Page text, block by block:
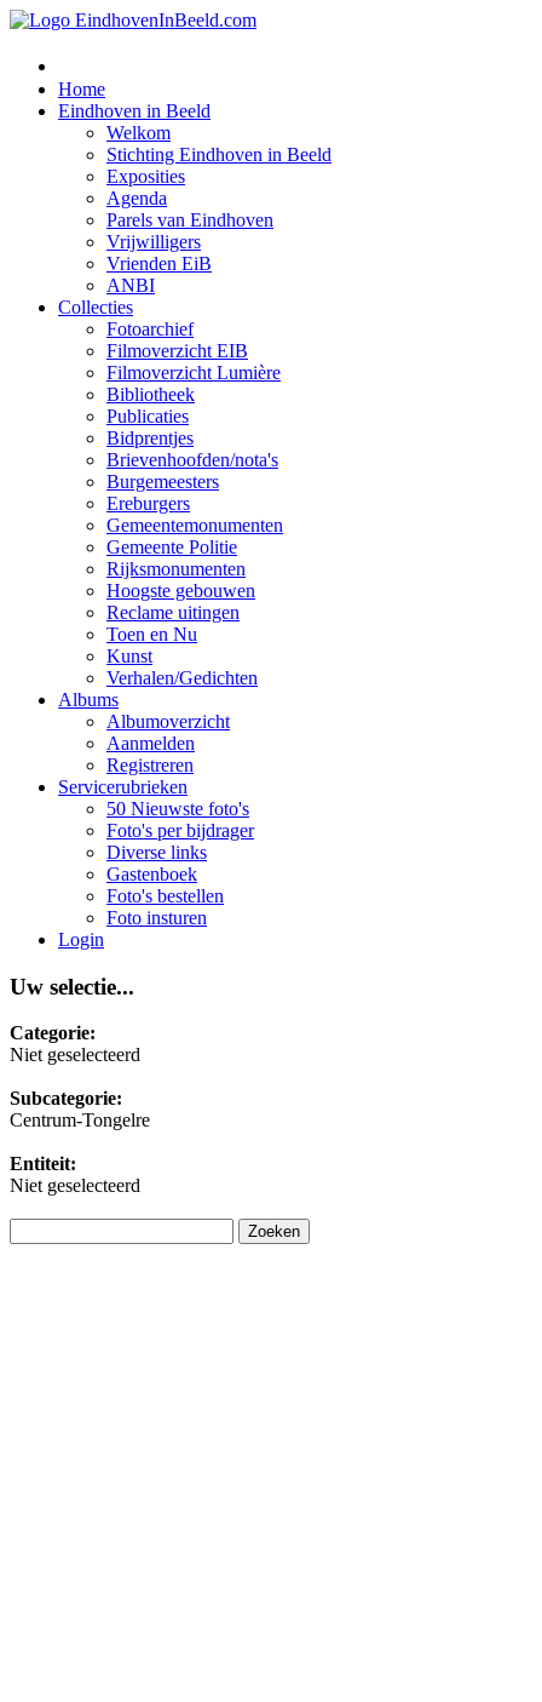
Home
Eindhoven in Beeld
Welkom
Stichting Eindhoven in Beeld
Exposities
Agenda
Parels van Eindhoven
Vrijwilligers
Vrienden EiB
ANBI
Collecties
Fotoarchief
Filmoverzicht EIB
Filmoverzicht Lumière
Bibliotheek
Publicaties
Bidprentjes
Brievenhoofden/nota's
Burgemeesters
Ereburgers
Gemeentemonumenten
Gemeente Politie
Rijksmonumenten
Hoogste gebouwen
Reclame uitingen
Toen en Nu
Kunst
Verhalen/Gedichten
Albums
Albumoverzicht
Aanmelden
Registreren
Servicerubrieken
50 Nieuwste foto's
Foto's per bijdrager
Diverse links
Gastenboek
Foto's bestellen
Foto insturen
Login
Uw selectie...
Categorie:
Niet geselecteerd
Subcategorie:
Centrum-Tongelre
Entiteit:
Niet geselecteerd